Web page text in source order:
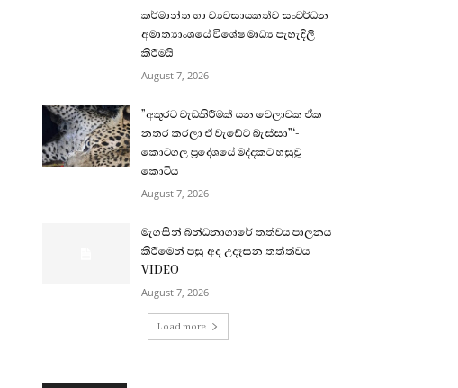
කර්මාන්ත හා ව්‍යවසායකත්ව සංවර්ධන
අමාත්‍යාංශයේ විශේෂ මාධ්‍ය පැහැදිලි
කිරීමයි
August 7, 2026
”අකුරට වැඩකිරීමක් යන වෙලාවක ඒක
නතර කරලා ඒ වැඩේට බැස්සා”‘-
කොටගල ප්‍රදේශයේ මද්දකට හසුවූ
කොටිය
August 7, 2026
මැගසින් බන්ධනාගාරේ තත්වය පාලනය
කිරීමෙන් පසු අද උදෑසන තත්ත්වය
VIDEO
August 7, 2026
Load more